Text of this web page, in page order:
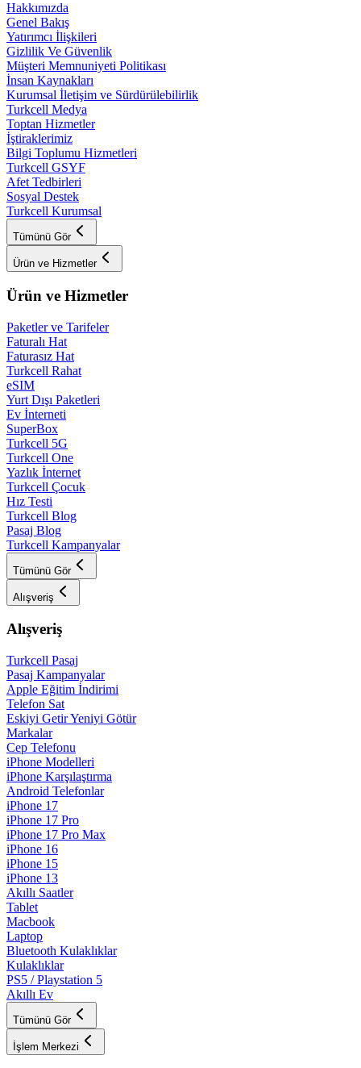
Hakkımızda
Genel Bakış
Yatırımcı İlişkileri
Gizlilik Ve Güvenlik
Müşteri Memnuniyeti Politikası
İnsan Kaynakları
Kurumsal İletişim ve Sürdürülebilirlik
Turkcell Medya
Toptan Hizmetler
İştiraklerimiz
Bilgi Toplumu Hizmetleri
Turkcell GSYF
Afet Tedbirleri
Sosyal Destek
Turkcell Kurumsal
Tümünü Gör
Ürün ve Hizmetler
Ürün ve Hizmetler
Paketler ve Tarifeler
Faturalı Hat
Faturasız Hat
Turkcell Rahat
eSIM
Yurt Dışı Paketleri
Ev İnterneti
SuperBox
Turkcell 5G
Turkcell One
Yazlık İnternet
Turkcell Çocuk
Hız Testi
Turkcell Blog
Pasaj Blog
Turkcell Kampanyalar
Tümünü Gör
Alışveriş
Alışveriş
Turkcell Pasaj
Pasaj Kampanyalar
Apple Eğitim İndirimi
Telefon Sat
Eskiyi Getir Yeniyi Götür
Markalar
Cep Telefonu
iPhone Modelleri
iPhone Karşılaştırma
Android Telefonlar
iPhone 17
iPhone 17 Pro
iPhone 17 Pro Max
iPhone 16
iPhone 15
iPhone 13
Akıllı Saatler
Tablet
Macbook
Laptop
Bluetooth Kulaklıklar
Kulaklıklar
PS5 / Playstation 5
Akıllı Ev
Tümünü Gör
İşlem Merkezi